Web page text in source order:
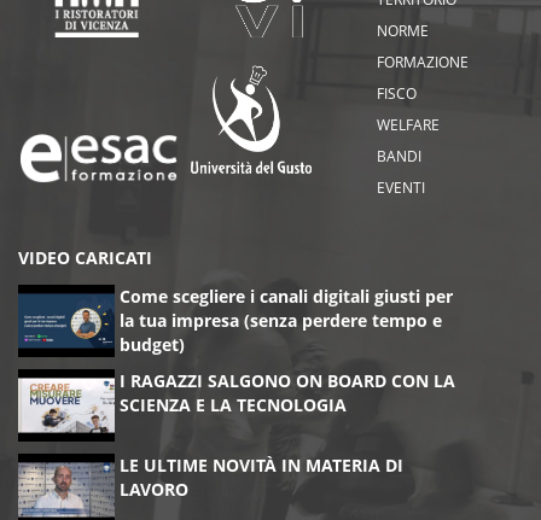
NORME
FORMAZIONE
FISCO
WELFARE
BANDI
EVENTI
VIDEO CARICATI
Come scegliere i canali digitali giusti per
la tua impresa (senza perdere tempo e
budget)
I RAGAZZI SALGONO ON BOARD CON LA
SCIENZA E LA TECNOLOGIA
LE ULTIME NOVITÀ IN MATERIA DI
LAVORO